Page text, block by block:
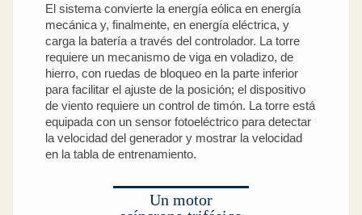
El sistema convierte la energía eólica en energía
mecánica y, finalmente, en energía eléctrica, y
carga la batería a través del controlador. La torre
requiere un mecanismo de viga en voladizo, de
hierro, con ruedas de bloqueo en la parte inferior
para facilitar el ajuste de la posición; el dispositivo
de viento requiere un control de timón. La torre está
equipada con un sensor fotoeléctrico para detectar
la velocidad del generador y mostrar la velocidad
en la tabla de entrenamiento.
Un motor